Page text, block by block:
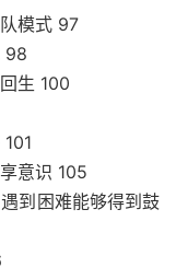
模式 97
98
生 100
意识 105
到困难能够得到鼓